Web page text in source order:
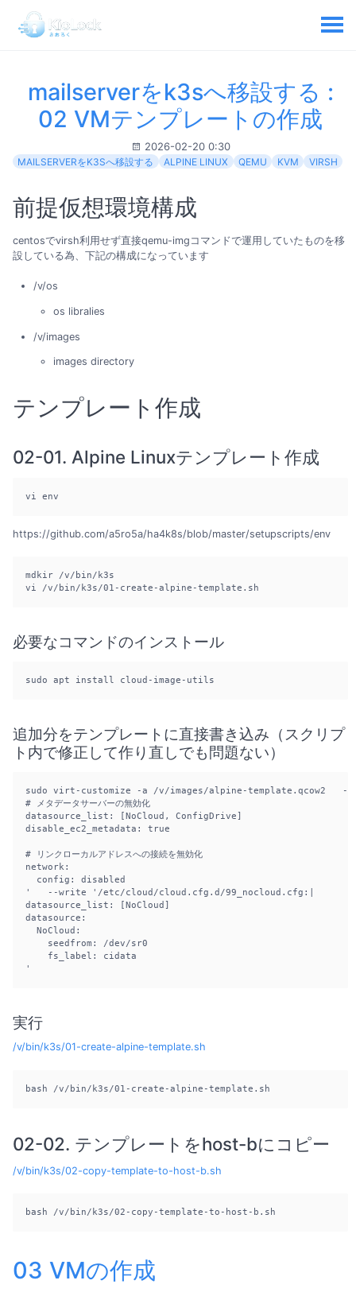
mailserverをk3sへ移設する :
02 VMテンプレートの作成
2026-02-20 0:30
MAILSERVERをK3Sへ移設する ALPINE LINUX QEMU KVM VIRSH
前提仮想環境構成
centosでvirsh利用せず直接qemu-imgコマンドで運用していたものを移
設している為、下記の構成になっています
/v/os
os libralies
/v/images
images directory
テンプレート作成
02-01. Alpine Linuxテンプレート作成
vi env
https://github.com/a5ro5a/ha4k8s/blob/master/setupscripts/env
mdkir /v/bin/k3s
vi /v/bin/k3s/01-create-alpine-template.sh
必要なコマンドのインストール
sudo apt install cloud-image-utils
追加分をテンプレートに直接書き込み（スクリプ
ト内で修正して作り直しでも問題ない）
sudo virt-customize -a /v/images/alpine-template.qcow2
# メタデータサーバーの無効化
datasource_list: [NoCloud, ConfigDrive]
disable_ec2_metadata: true
# リンクローカルアドレスへの接続を無効化
network:
  config: disabled
'   --write '/etc/cloud/cloud.cfg.d/99_nocloud.cfg:|
datasource_list: [NoCloud]
datasource:
  NoCloud:
    seedfrom: /dev/sr0
    fs_label: cidata
'
実行
/v/bin/k3s/01-create-alpine-template.sh
bash /v/bin/k3s/01-create-alpine-template.sh
02-02. テンプレートをhost-bにコピー
/v/bin/k3s/02-copy-template-to-host-b.sh
bash /v/bin/k3s/02-copy-template-to-host-b.sh
03 VMの作成